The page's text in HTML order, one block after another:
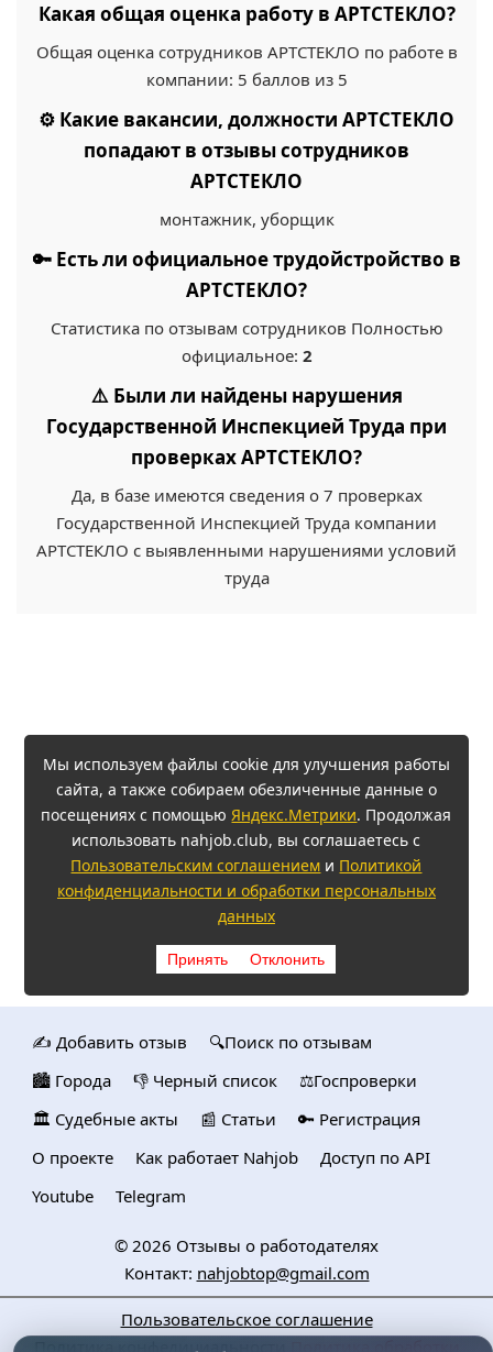
Какая общая оценка работу в АРТСТЕКЛО?
Общая оценка сотрудников АРТСТЕКЛО по работе в
компании: 5 баллов из 5
⚙️ Какие вакансии, должности АРТСТЕКЛО
попадают в отзывы сотрудников
АРТСТЕКЛО
монтажник, уборщик
🔑 Есть ли официальное трудойстройство в
АРТСТЕКЛО?
Статистика по отзывам сотрудников Полностью
официальное: 2
⚠️ Были ли найдены нарушения
Государственной Инспекцией Труда при
проверках АРТСТЕКЛО?
Да, в базе имеются сведения о 7 проверках
Государственной Инспекцией Труда компании
АРТСТЕКЛО с выявленными нарушениями условий
труда
Мы используем файлы cookie для улучшения работы
сайта, а также собираем обезличенные данные о
посещениях с помощьюЯндекс.Метрики. Продолжая
использовать nahjob.club, вы соглашаетесь с
Пользовательским соглашением и Политикой
конфиденциальности и обработки персональных
данных
Принять Отклонить
✍️ Добавить отзыв
🔍Поиск по отзывам
🏙️ Городa
👎 Черный список
⚖️Госпроверки
🏛️ Судебные акты
📰 Статьи
🔑 Регистрация
О проекте
Как работает Nahjob
Доступ по API
Youtube
Telegram
© 2026 Отзывы о работодателях
Контакт: nahjobtop@gmail.com
Пользовательское соглашение
Политика конфедициальности